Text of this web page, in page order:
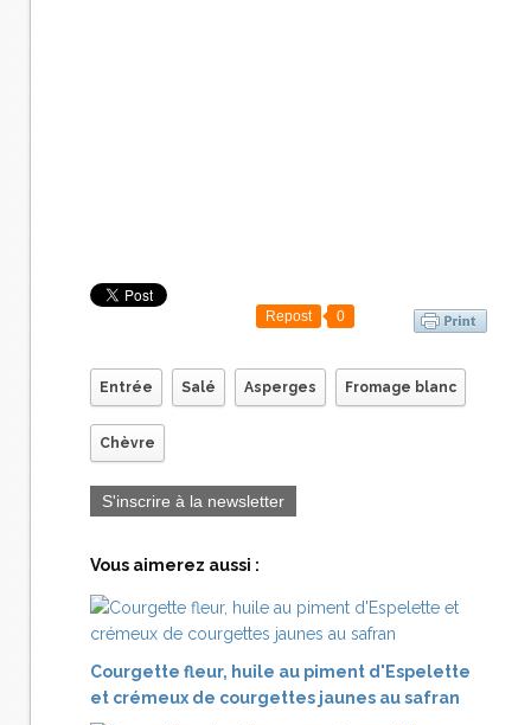
Repost 0
Entrée Salé Asperges Fromage blanc
Chèvre
S'inscrire à la newsletter
Vous aimerez aussi :
Courgette fleur, huile au piment d'Espelette
et crémeux de courgettes jaunes au safran